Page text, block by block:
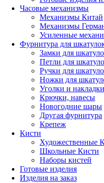
Часовые механизмы
Механизмы Китай
Механизмы
Усиленные
Фурнитура для
Замки для
Петли для
Ручки для
Ножки для
Уголки и
Крючки, навесы
Новогодние шары
Другая фурнитура
Крепеж
Кисти
Художественные
Школьные Кисти
Наборы кистей
Готовые изделия
Изделия на заказ